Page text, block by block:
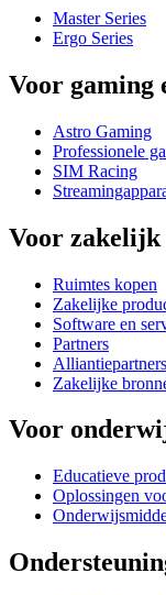
Master Series
Ergo Series
Voor gaming
Astro Gaming
Professionele
SIM Racing
Voor
Ruimtes kopen
Zakelijke
Software en
Partners
Alliantiepartners
Zakelijke
Voor
Educatieve
Oplossingen